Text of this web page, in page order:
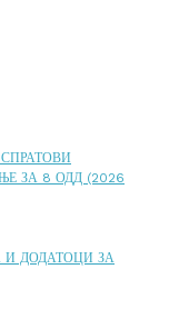
ЗА 8 ОДД (2026
И ДОДАТОЦИ ЗА